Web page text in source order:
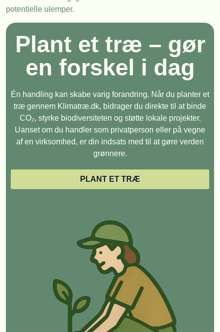
potentielle ulemper.
Plant et træ – gør
en forskel i dag
Én handling kan skabe varig forandring. Når du planter et
træ gennem Klimatræ.dk, bidrager du direkte til at binde
CO₂, styrke biodiversiteten og støtte lokale projekter.
Uanset om du handler som privatperson eller på vegne
af en virksomhed, er din indsats med til at gøre verden
grønnere.
PLANT ET TRÆ